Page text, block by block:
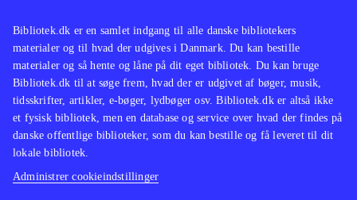
Bibliotek.dk er en samlet indgang til alle danske bibliotekers
materialer og til hvad der udgives i Danmark. Du kan bestille
materialer og så hente og låne på dit eget bibliotek. Du kan bruge
Bibliotek.dk til at søge frem, hvad der er udgivet af bøger, musik,
tidsskrifter, artikler, e-bøger, lydbøger osv. Bibliotek.dk er altså ikke
et fysisk bibliotek, men en database og service over hvad der findes på
danske offentlige biblioteker, som du kan bestille og få leveret til dit
lokale bibliotek.
Administrer cookieindstillinger